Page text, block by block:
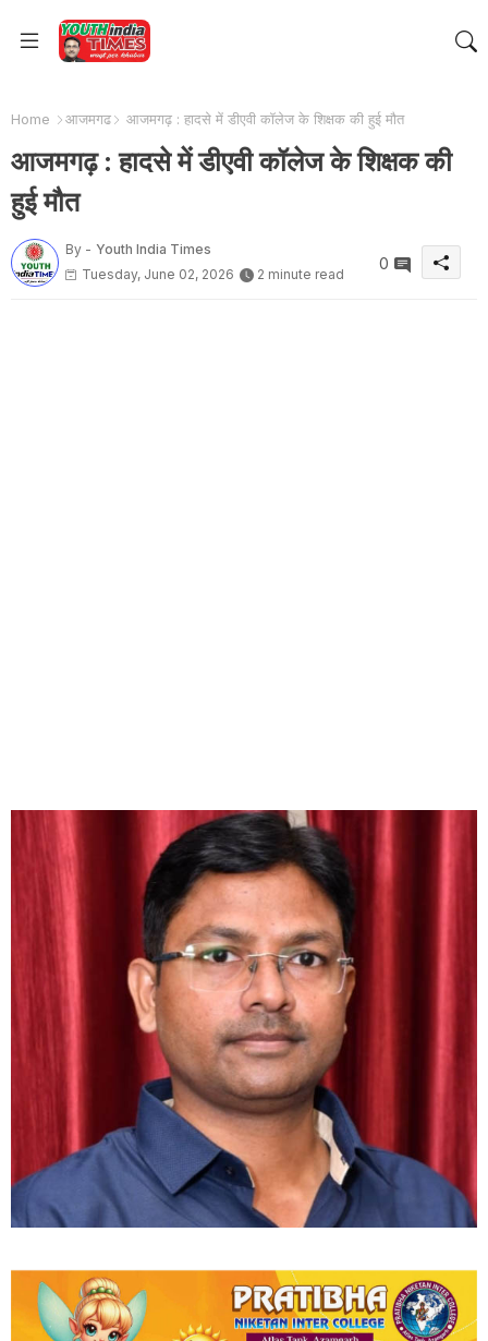
Home आजमगढ आजमगढ़ : हादसे में डीएवी कॉलेज के शिक्षक की हुई मौत
आजमगढ़ : हादसे में डीएवी कॉलेज के शिक्षक की
हुई मौत
By - Youth India Times
Tuesday, June 02, 2026
2 minute read
0